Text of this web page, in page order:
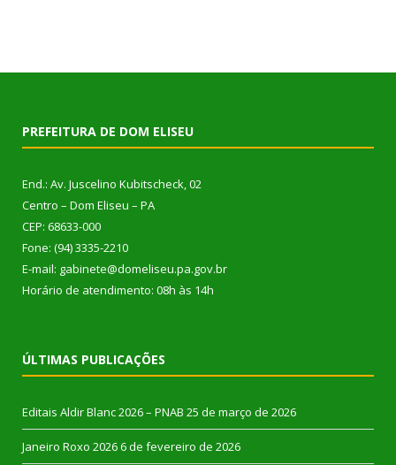
PREFEITURA DE DOM ELISEU
End.: Av. Juscelino Kubitscheck, 02
Centro – Dom Eliseu – PA
CEP: 68633-000
Fone: (94) 3335-2210
E-mail: gabinete@domeliseu.pa.gov.br
Horário de atendimento: 08h às 14h
ÚLTIMAS PUBLICAÇÕES
Editais Aldir Blanc 2026 – PNAB 25 de março de 2026
Janeiro Roxo 2026 6 de fevereiro de 2026